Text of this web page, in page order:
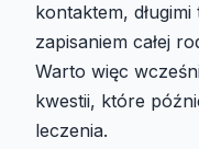
kontaktem,
zapisaniem całej
Warto więc
kwestii, które
leczenia.